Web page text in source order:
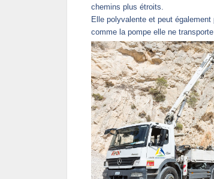
chemins plus étroits.
Elle polyvalente et peut
comme la pompe elle ne